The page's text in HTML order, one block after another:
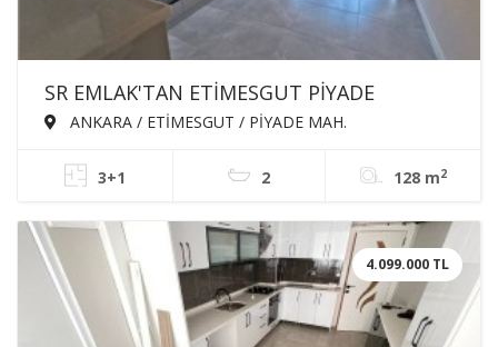
SR EMLAK'TAN ETİMESGUT PİYADE
MAH'DE 3+1 128m² ÖN CEPHE ARA KATTA
DAİRE
ANKARA / ETİMESGUT / PİYADE MAH.
3+1 2 128 m2
4.099.000 TL